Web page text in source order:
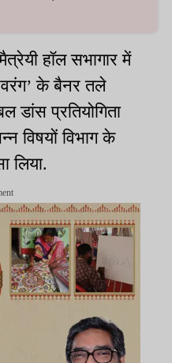
हॉल सभागार में
के बैनर तले
प्रतियोगिता
विषयों विभाग के
लिया.